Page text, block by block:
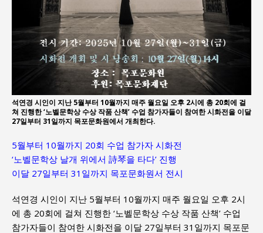
석연경 시인이 지난 5월부터 10월까지 매주 월요일 오후 2시에 총 20회에 걸
쳐 진행한 ‘노벨문학상 수상 작품 산책’ 수업 참가자들이 참여한 시화전을 이달
27일부터 31일까지 목포문화원에서 개최한다.
5월부터 10월까지 20회 수업 참가자 시화전
‘노벨문학상 날개 위에서 詩琴을 타다’ 진행
이달 27일부터 31일까지 목포문화원서 전시
석연경 시인이 지난 5월부터 10월까지 매주 월요일 오후 2시
에 총 20회에 걸쳐 진행한 ‘노벨문학상 수상 작품 산책’ 수업
참가자들이 참여한 시화전을 이달 27일부터 31일까지 목포문